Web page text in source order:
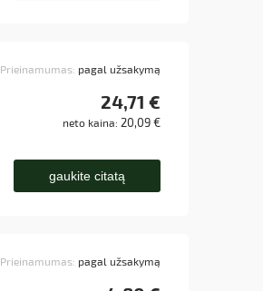
Prieinamumas: pagal užsakymą
24,71 €
neto kaina: 20,09 €
gaukite citatą
Prieinamumas: pagal užsakymą